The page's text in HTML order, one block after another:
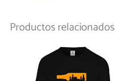
Productos relacionados
producto
múltiples